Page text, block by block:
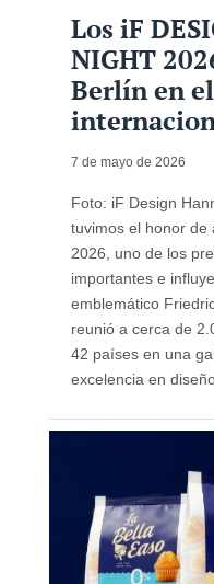
Los iF
NIGHT
Berlín en
7 de mayo de 2026
Foto: iF Design
tuvimos el honor de
2026, uno de los
importantes e
emblemático
reunió a cerca de
42 países en una
excelencia en